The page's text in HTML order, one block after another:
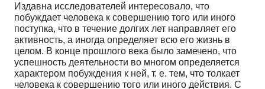
Издавна исследователей интересовало, что
побуждает человека к совершению того или иного
поступка, что в течение долгих лет направляет его
активность, а иногда определяет всю его жизнь в
целом. В конце прошлого века было замечено, что
успешность деятельности во многом определяется
характером побуждения к ней, т. е. тем, что толкает
человека к совершению того или иного действия. С